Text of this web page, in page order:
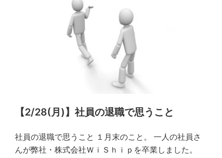
【2/28(月)】社員の退職で思うこと
社員の退職で思うこと １月末のこと。 一人の社員さ
んが弊社・株式会社ＷｉＳｈｉｐを卒業しました。